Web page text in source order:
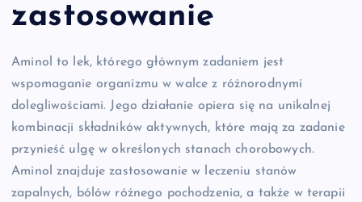
zastosowanie
Aminol to lek, którego głównym zadaniem jest
wspomaganie organizmu w walce z różnorodnymi
dolegliwościami. Jego działanie opiera się na unikalnej
kombinacji składników aktywnych, które mają za zadanie
przynieść ulgę w określonych stanach chorobowych.
Aminol znajduje zastosowanie w leczeniu stanów
zapalnych, bólów różnego pochodzenia, a także w terapii